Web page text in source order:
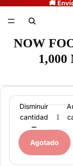
NOW
1,000
Disminuir
cantidad
Agotado